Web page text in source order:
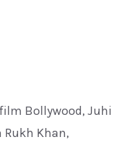
film Bollywood, Juhi
Rukh Khan,